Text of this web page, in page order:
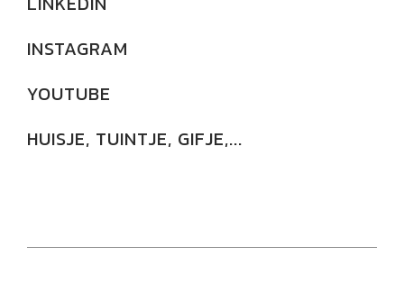
INSTAGRAM
YOUTUBE
HUISJE, TUINTJE, GIFJE,...